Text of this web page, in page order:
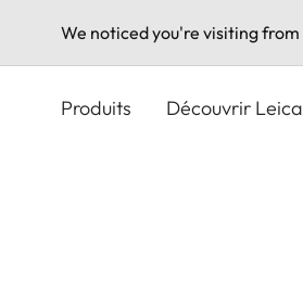
We noticed you're visiting from
Produits Découvrir Leica